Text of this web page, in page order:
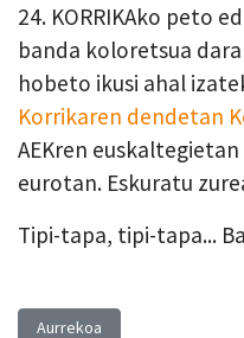
24. KORRIKAko peto
banda koloretsua
hobeto ikusi ahal
Korrikaren dendetan
AEKren
eurotan. Eskuratu
Tipi-tapa, tipi-tapa...
Aurreko artikulua:
Aurrekoa